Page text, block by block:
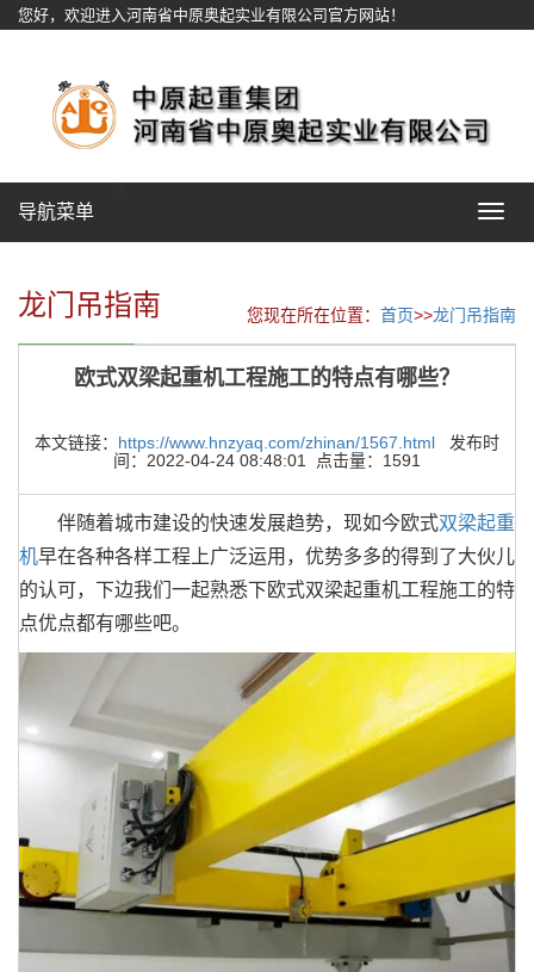
您好，欢迎进入河南省中原奥起实业有限公司官方网站！
Toggle
导航菜单
龙门吊指南 您现在所在位置： 首页>>龙门吊指南
欧式双梁起重机工程施工的特点有哪些？
本文链接： https://www.hnzyaq.com/zhinan/1567.html 发布时
间：2022-04-24 08:48:01 点击量：1591
伴随着城市建设的快速发展趋势，现如今欧式双梁起重
机早在各种各样工程上广泛运用，优势多多的得到了大伙儿
的认可，下边我们一起熟悉下欧式双梁起重机工程施工的特
点优点都有哪些吧。